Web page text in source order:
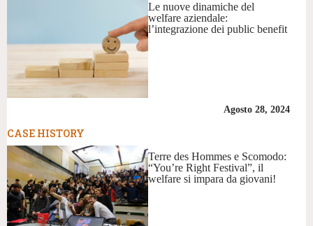
Le nuove dinamiche del
welfare aziendale:
l’integrazione dei public benefit
Agosto 28, 2024
CASE HISTORY
Terre des Hommes e Scomodo:
“You’re Right Festival”, il
welfare si impara da giovani!